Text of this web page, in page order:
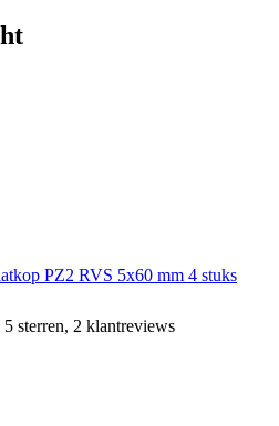
PZ2 RVS 5x60 mm 4 stuks
sterren, 2 klantreviews